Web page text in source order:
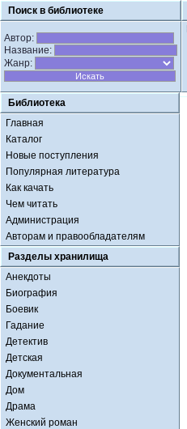
Поиск в библиотеке
Автор:
Название:
Жанр:
Библиотека
Главная
Каталог
Новые поступления
Популярная литература
Как качать
Чем читать
Администрация
Авторам и правообладателям
Разделы хранилища
Анекдоты
Биография
Боевик
Гадание
Детектив
Детская
Документальная
Дом
Драма
Женский роман